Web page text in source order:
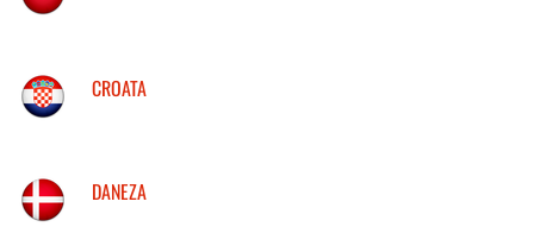
CROATA
DANEZA